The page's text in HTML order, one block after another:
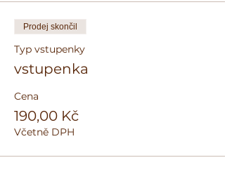
Prodej skončil
Typ vstupenky
vstupenka
Cena
190,00 Kč
Včetně DPH